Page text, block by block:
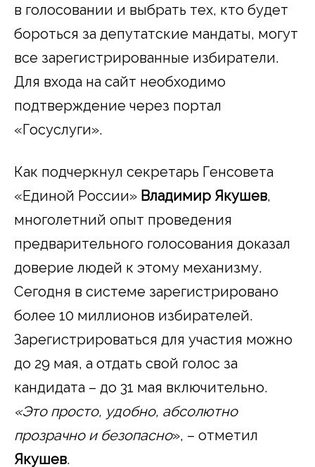
в голосовании и выбрать тех, кто будет
бороться за депутатские мандаты, могут
все зарегистрированные избиратели.
Для входа на сайт необходимо
подтверждение через портал
«Госуслуги».
Как подчеркнул секретарь Генсовета
«Единой России» Владимир Якушев,
многолетний опыт проведения
предварительного голосования доказал
доверие людей к этому механизму.
Сегодня в системе зарегистрировано
более 10 миллионов избирателей.
Зарегистрироваться для участия можно
до 29 мая, а отдать свой голос за
кандидата – до 31 мая включительно.
«Это просто, удобно, абсолютно
прозрачно и безопасно», – отметил
Якушев.